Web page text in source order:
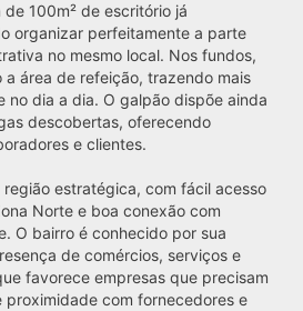
100m² de escritório já
organizar perfeitamente a parte
no mesmo local. Nos fundos,
a área de refeição, trazendo mais
no dia a dia. O galpão dispõe ainda
descobertas, oferecendo
e clientes.
região estratégica, com fácil acesso
Norte e boa conexão com
O bairro é conhecido por sua
de comércios, serviços e
favorece empresas que precisam
com fornecedores e